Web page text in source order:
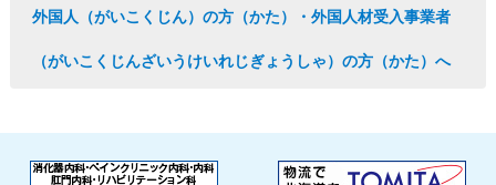
外国人（がいこくじん）の方（かた）・外国人材受入事業者
（がいこくじんざいうけいれじぎょうしゃ）の方（かた）へ